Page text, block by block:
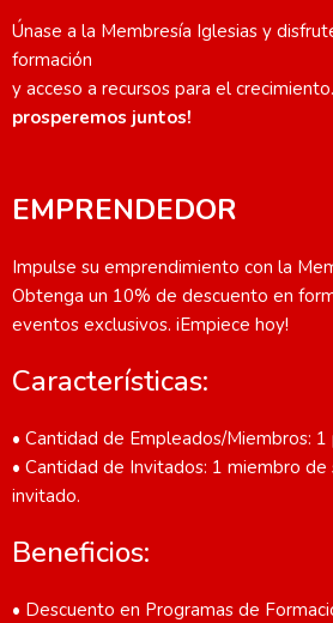
Únase a la Membresía Iglesias y
formación
y acceso a recursos para el crecimiento.
prosperemos juntos!
EMPRENDEDOR
Impulse su emprendimiento con la
Obtenga un 10% de descuento en
eventos exclusivos. iEmpiece hoy!
Características:
• Cantidad de Empleados/Miembros: 1
• Cantidad de Invitados: 1 miembro de
invitado.
Beneficios:
• Descuento en Programas de